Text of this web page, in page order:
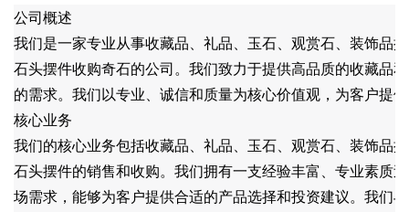
公司概述
我们是一家专业从事收藏品、礼品、玉石、观赏石、装饰品
石头摆件收购奇石的公司。我们致力于提供高品质的收藏品
的需求。我们以专业、诚信和质量为核心价值观，为客户提
核心业务
我们的核心业务包括收藏品、礼品、玉石、观赏石、装饰品
石头摆件的销售和收购。我们拥有一支经验丰富、专业素质
场需求，能够为客户提供合适的产品选择和投资建议。我们